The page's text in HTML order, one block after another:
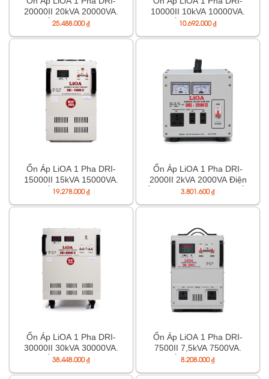
20000II 20kVA 20000VA.
Điện Áp Vào 90V÷250V,
25.488.000₫
10000II 10kVA 10000VA.
Điện Áp Vào 90V÷250V,
10.692.000₫
Ổn Áp LiOA 1 Pha DRI-
15000II 15kVA 15000VA.
Điện Áp Vào 90V÷250V,
19.278.000₫
Ổn Áp LiOA 1 Pha DRI-
2000II 2kVA 2000VA Điện
Áp Vào 90V÷250V, Điện Áp
3.801.600₫
Ổn Áp LiOA 1 Pha DRI-
30000II 30kVA 30000VA.
Điện Áp Vào 90V÷250V,
38.448.000₫
Ổn Áp LiOA 1 Pha DRI-
7500II 7,5kVA 7500VA.
Điện Áp Vào 90V÷250V,
8.208.000₫